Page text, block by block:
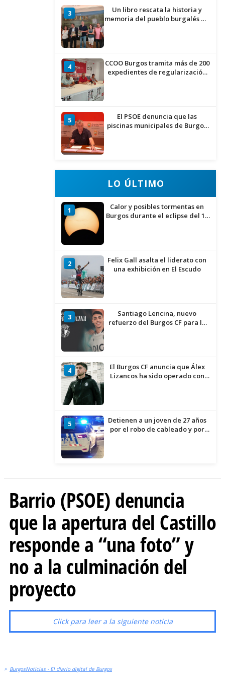
3
Un libro rescata la historia y
memoria del pueblo burgalés de
4
CCOO Burgos tramita más de 200
expedientes de regularización
5
El PSOE denuncia que las
piscinas municipales de Burgos
LO ÚLTIMO
1
Calor y posibles tormentas en
Burgos durante el eclipse del 12
2
Felix Gall asalta el liderato con
una exhibición en El Escudo
3
Santiago Lencina, nuevo
refuerzo del Burgos CF para la
4
El Burgos CF anuncia que Álex
Lizancos ha sido operado con
5
Detienen a un joven de 27 años
por el robo de cableado y por
Barrio (PSOE) denuncia
que la apertura del Castillo
responde a “una foto” y
no a la culminación del
proyecto
Click para leer a la siguiente noticia
> BurgosNoticias - El diario digital de Burgos